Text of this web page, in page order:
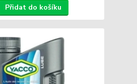
Přidat do košíku